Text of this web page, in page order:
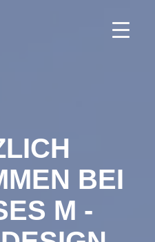
BEI
M -